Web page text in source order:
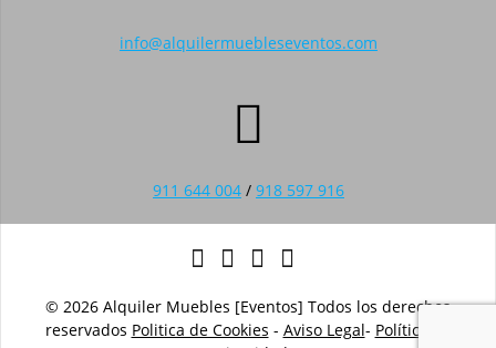
info@alquilermuebleseventos.com
911 644 004 / 918 597 916
© 2026 Alquiler Muebles [Eventos] Todos los derechos
reservados Politica de Cookies - Aviso Legal- Política de